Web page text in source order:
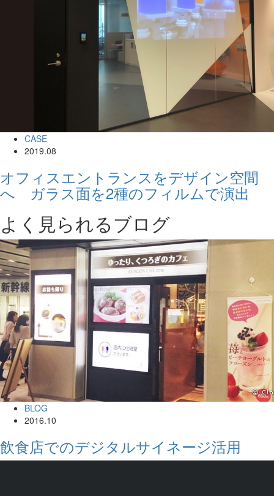
CASE
2019.08
オフィスエントランスをデザイン空間
へ ガラス面を2種のフィルムで演出
よく見られるブログ
BLOG
2016.10
飲食店でのデジタルサイネージ活用